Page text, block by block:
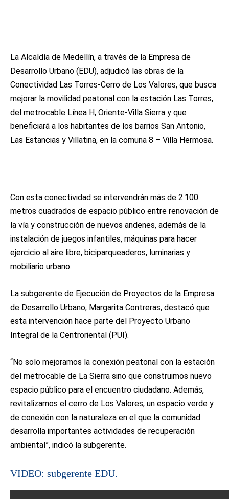
La Alcaldía de Medellín, a través de la Empresa de
Desarrollo Urbano (EDU), adjudicó las obras de la
Conectividad Las Torres-Cerro de Los Valores, que busca
mejorar la movilidad peatonal con la estación Las Torres,
del metrocable Línea H, Oriente-Villa Sierra y que
beneficiará a los habitantes de los barrios San Antonio,
Las Estancias y Villatina, en la comuna 8 – Villa Hermosa.
Con esta conectividad se intervendrán más de 2.100
metros cuadrados de espacio público entre renovación de
la vía y construcción de nuevos andenes, además de la
instalación de juegos infantiles, máquinas para hacer
ejercicio al aire libre, biciparqueaderos, luminarias y
mobiliario urbano.
La subgerente de Ejecución de Proyectos de la Empresa
de Desarrollo Urbano, Margarita Contreras, destacó que
esta intervención hace parte del Proyecto Urbano
Integral de la Centroriental (PUI).
“No solo mejoramos la conexión peatonal con la estación
del metrocable de La Sierra sino que construimos nuevo
espacio público para el encuentro ciudadano. Además,
revitalizamos el cerro de Los Valores, un espacio verde y
de conexión con la naturaleza en el que la comunidad
desarrolla importantes actividades de recuperación
ambiental”, indicó la subgerente.
VIDEO: subgerente EDU.